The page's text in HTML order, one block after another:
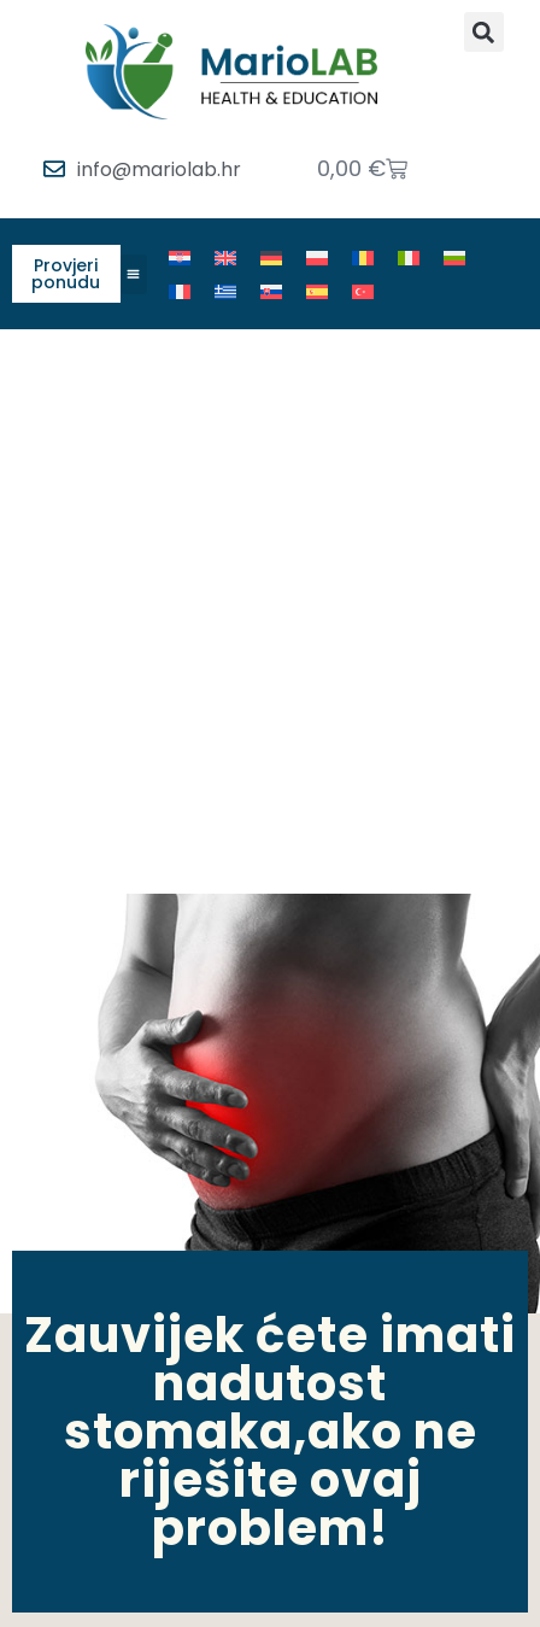
info@mariolab.hr 0,00 €
Provjeri
ponudu
Zauvijek ćete imati
nadutost
stomaka,ako ne
riješite ovaj
problem!